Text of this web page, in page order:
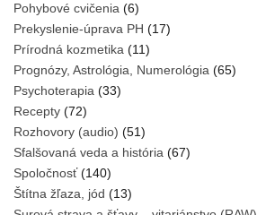
Pohybové cvičenia (6)
Prekyslenie-úprava PH (17)
Prírodná kozmetika (11)
Prognózy, Astrológia, Numerológia (65)
Psychoterapia (33)
Recepty (72)
Rozhovory (audio) (51)
Sfalšovaná veda a história (67)
Spoločnosť(140)
Štítna žľaza, jód (13)